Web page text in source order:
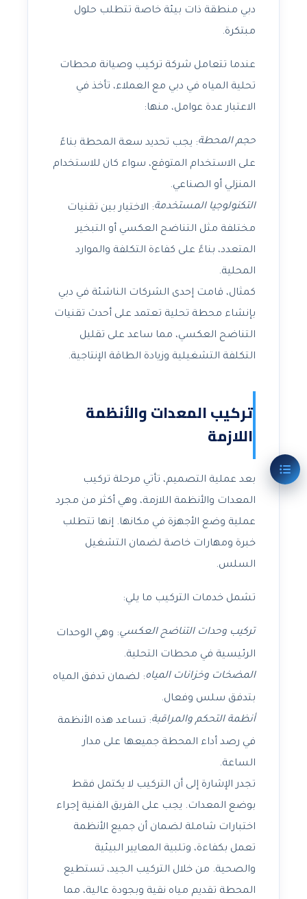
دبي منطقة ذات بيئة خاصة تتطلب حلول
مبتكرة.
عندما تتعامل شركة تركيب وصيانة محطات
تحلية المياه في دبي مع العملاء، تأخذ في
الاعتبار عدة عوامل، منها:
حجم المحطة: يجب تحديد سعة المحطة بناءً
على الاستخدام المتوقع، سواء كان للاستخدام
المنزلي أو الصناعي.
التكنولوجيا المستخدمة: الاختيار بين تقنيات
مختلفة مثل التناضح العكسي أو التبخير
المتعدد، بناءً على كفاءة التكلفة والموارد
المحلية.
كمثال، قامت إحدى الشركات الناشئة في دبي
بإنشاء محطة تحلية تعتمد على أحدث تقنيات
التناضح العكسي، مما ساعد على تقليل
التكلفة التشغيلية وزيادة الطاقة الإنتاجية.
تركيب المعدات والأنظمة
اللازمة
بعد عملية التصميم، تأتي مرحلة تركيب
المعدات والأنظمة اللازمة، وهي أكثر من مجرد
عملية وضع الأجهزة في مكانها. إنها تتطلب
خبرة ومهارات خاصة لضمان التشغيل
السلس.
تشمل خدمات التركيب ما يلي:
تركيب وحدات التناضح العكسي: وهي الوحدات
الرئيسية في محطات التحلية.
المضخات وخزانات المياه: لضمان تدفق المياه
بتدفق سلس وفعال.
أنظمة التحكم والمراقبة: تساعد هذه الأنظمة
في رصد أداء المحطة جميعها على مدار
الساعة.
تجدر الإشارة إلى أن التركيب لا يكتمل فقط
بوضع المعدات. يجب على الفريق الفنية إجراء
اختبارات شاملة لضمان أن جميع الأنظمة
تعمل بكفاءة، وتلبية المعايير البيئية
والصحية. من خلال التركيب الجيد، تستطيع
المحطة تقديم مياه نقية وبجودة عالية، مما